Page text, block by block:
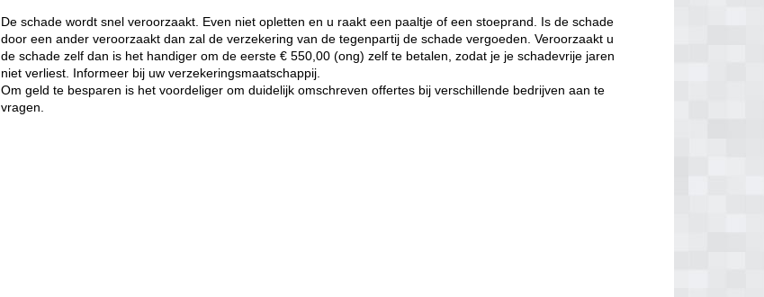
De schade wordt snel veroorzaakt. Even niet opletten en u raakt een paaltje of een stoeprand. Is de schade
door een ander veroorzaakt dan zal de verzekering van de tegenpartij de schade vergoeden. Veroorzaakt u
de schade zelf dan is het handiger om de eerste € 550,00 (ong) zelf te betalen, zodat je je schadevrije jaren
niet verliest. Informeer bij uw verzekeringsmaatschappij.
Om geld te besparen is het voordeliger om duidelijk omschreven offertes bij verschillende bedrijven aan te
vragen.